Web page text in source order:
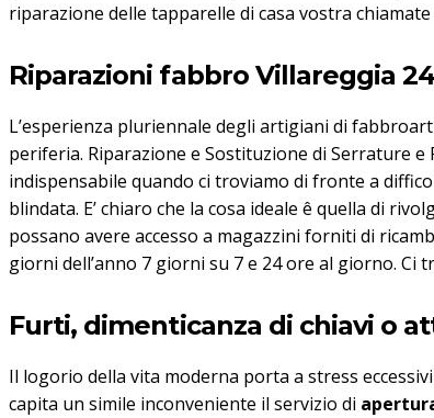
riparazione delle tapparelle di casa vostra
Riparazioni fabbro Villareggia
L’esperienza pluriennale degli artigiani di
periferia. Riparazione e Sostituzione di Serrature e
indispensabile quando ci troviamo di fronte a
blindata. E’ chiaro che la cosa ideale ê quella di
possano avere accesso a magazzini forniti di
giorni dell’anno 7 giorni su 7 e 24 ore al giorno. Ci
Furti, dimenticanza di chiavi o
Il logorio della vita moderna porta a stress
capita un simile inconveniente il servizio di